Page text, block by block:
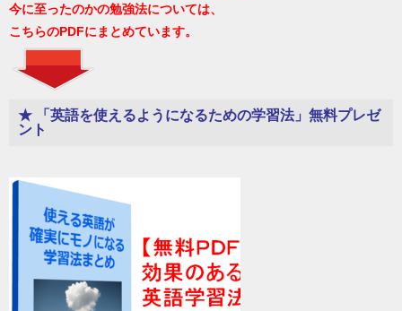
今に至ったのかの勉強法については、
こちらのPDFにまとめています。
★ 「英語を使えるようになるための学習法」無料プレゼ
ント